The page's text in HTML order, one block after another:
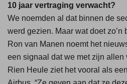
10 jaar vertraging verwacht?
We noemden al dat binnen de
werd gezien. Maar wat doet zo’n
Ron van Manen noemt het
een signaal dat we met zijn allen
Rien Heule ziet het vooral als